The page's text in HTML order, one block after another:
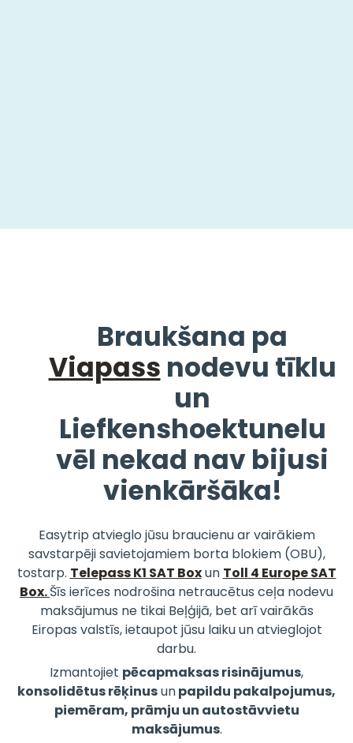
Braukšana pa
Viapass nodevu tīklu
un
Liefkenshoektunelu
vēl nekad nav bijusi
vienkāršāka!
Easytrip atvieglo jūsu braucienu ar vairākiem
savstarpēji savietojamiem borta blokiem (OBU),
tostarp. Telepass K1 SAT Boxun Toll 4 Europe SAT
Box.Šīs ierīces nodrošina netraucētus ceļa nodevu
maksājumus ne tikai Beļģijā, bet arī vairākās
Eiropas valstīs, ietaupot jūsu laiku un atvieglojot
darbu.
Izmantojiet pēcapmaksas risinājumus,
konsolidētus rēķinusunpapildu pakalpojumus,
piemēram, prāmju un autostāvvietu
maksājumus.